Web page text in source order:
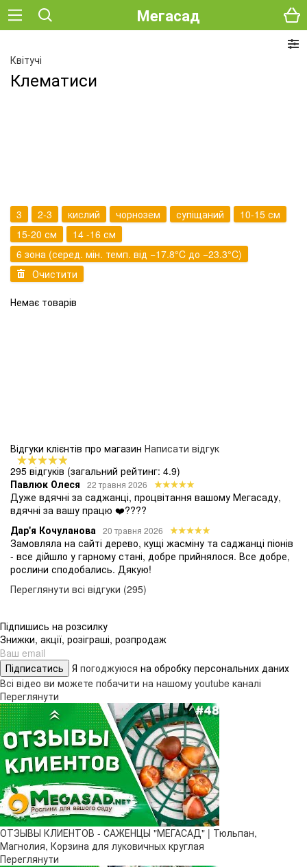
Мегасад
Квітучі
Клематиси
3 2-3 кислий чорнозем супіщаний
10-15 см
15-20 см
14 -16 см
6 зона (серед. мін. темп. від −17.8°C до −23.3°C)
Очистити
Немає товарів
Відгуки клієнтів про магазин Написати відгук
295 відгуків (загальний рейтинг: 4.9)
Павлюк Олеся
22 травня 2026
Дуже вдячні за саджанці, процвітання вашому Мегасаду,
вдячні за вашу працю ❤️????
Дар'я Кочуланова 20 травня 2026
Замовляла на сайті дерево, кущі жасміну та саджанці піонів
- все дійшло у гарному стані, добре прийнялося. Все добре,
рослини сподобались. Дякую!
Переглянути всі відгуки (295)
Підпишись на розсилку
Знижки, акції, розіграші, розпродаж
Підписатись Я погоджуюся на обробку персональних даних
Всі відео ви можете побачити на нашому youtube каналі
Переглянути
ОТЗЫВЫ КЛИЕНТОВ - САЖЕНЦЫ "МЕГАСАД" | Тюльпан,
Магнолия, Корзина для луковичных круглая
Переглянути